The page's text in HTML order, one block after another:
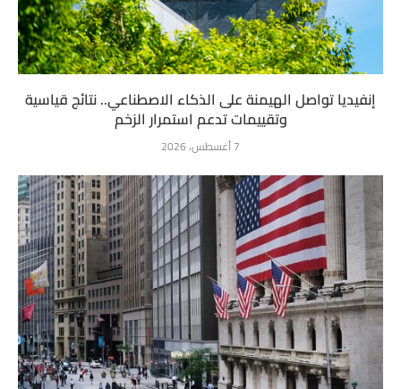
إنفيديا تواصل الهيمنة على الذكاء الاصطناعي.. نتائج قياسية
وتقييمات تدعم استمرار الزخم
7 أغسطس، 2026